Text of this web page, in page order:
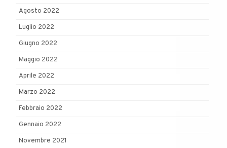
Agosto 2022
Luglio 2022
Giugno 2022
Maggio 2022
Aprile 2022
Marzo 2022
Febbraio 2022
Gennaio 2022
Novembre 2021